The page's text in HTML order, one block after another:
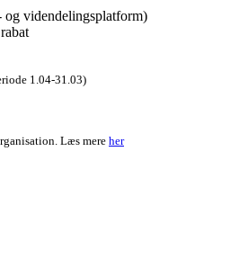
og videndelingsplatform)
1.04-31.03)
Læs mere her